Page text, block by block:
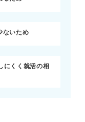
ないため
にくく就活の相